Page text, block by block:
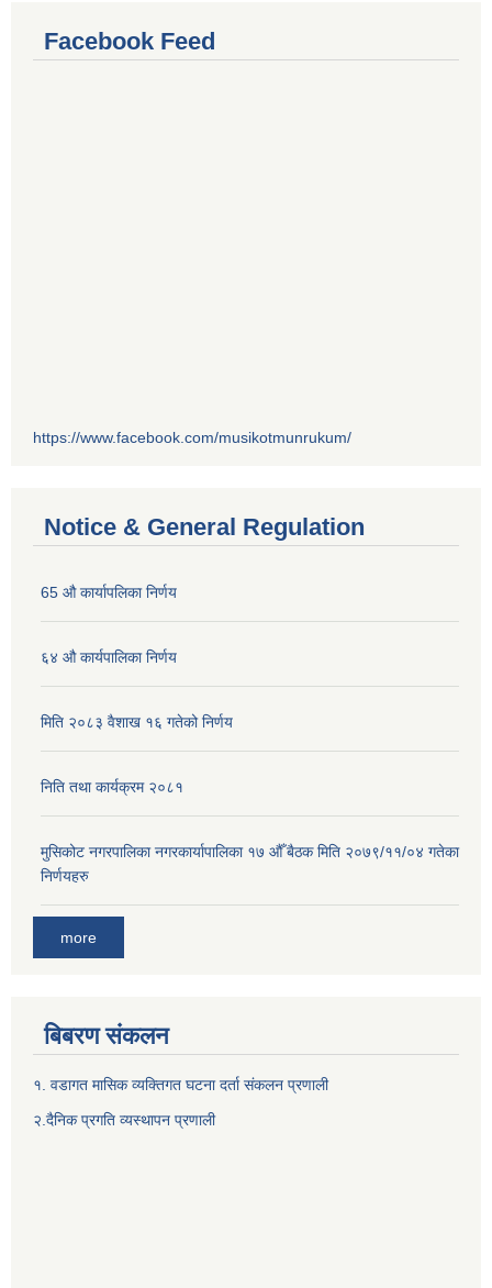
Facebook Feed
https://www.facebook.com/musikotmunrukum/
Notice & General Regulation
65 औ कार्यापलिका निर्णय
६४ औ कार्यपालिका निर्णय
मिति २०८३ वैशाख १६ गतेको निर्णय
निति तथा कार्यक्रम २०८१
मुसिकोट नगरपालिका नगरकार्यापालिका १७ औँ बैठक मिति २०७९/११/०४ गतेका
निर्णयहरु
more
बिबरण संकलन
१. वडागत मासिक व्यक्तिगत घटना दर्ता संकलन प्रणाली
२.दैनिक प्रगति व्यस्थापन प्रणाली